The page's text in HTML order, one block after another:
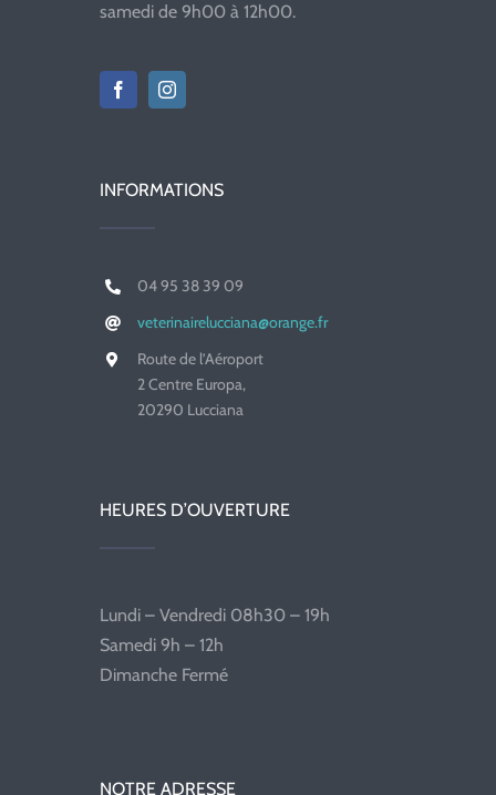
samedi de 9h00 à 12h00.
INFORMATIONS
04 95 38 39 09
veterinairelucciana@orange.fr
Route de l’Aéroport
2 Centre Europa,
20290 Lucciana
HEURES D’OUVERTURE
Lundi – Vendredi 08h30 – 19h
Samedi 9h – 12h
Dimanche Fermé
NOTRE ADRESSE